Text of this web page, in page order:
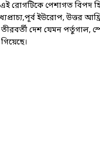
রোগটিকে পেশাগত বিপদ
ইউরোপ, উত্তর
দেশ যেমন পর্তুগাল,